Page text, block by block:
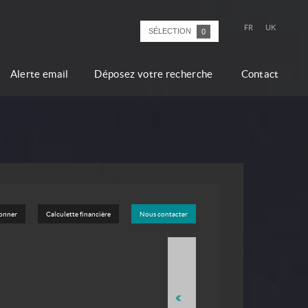
FR UK
SÉLECTION 0
Alerte email Déposez votre recherche Contact
Calculette financière Nous contacter